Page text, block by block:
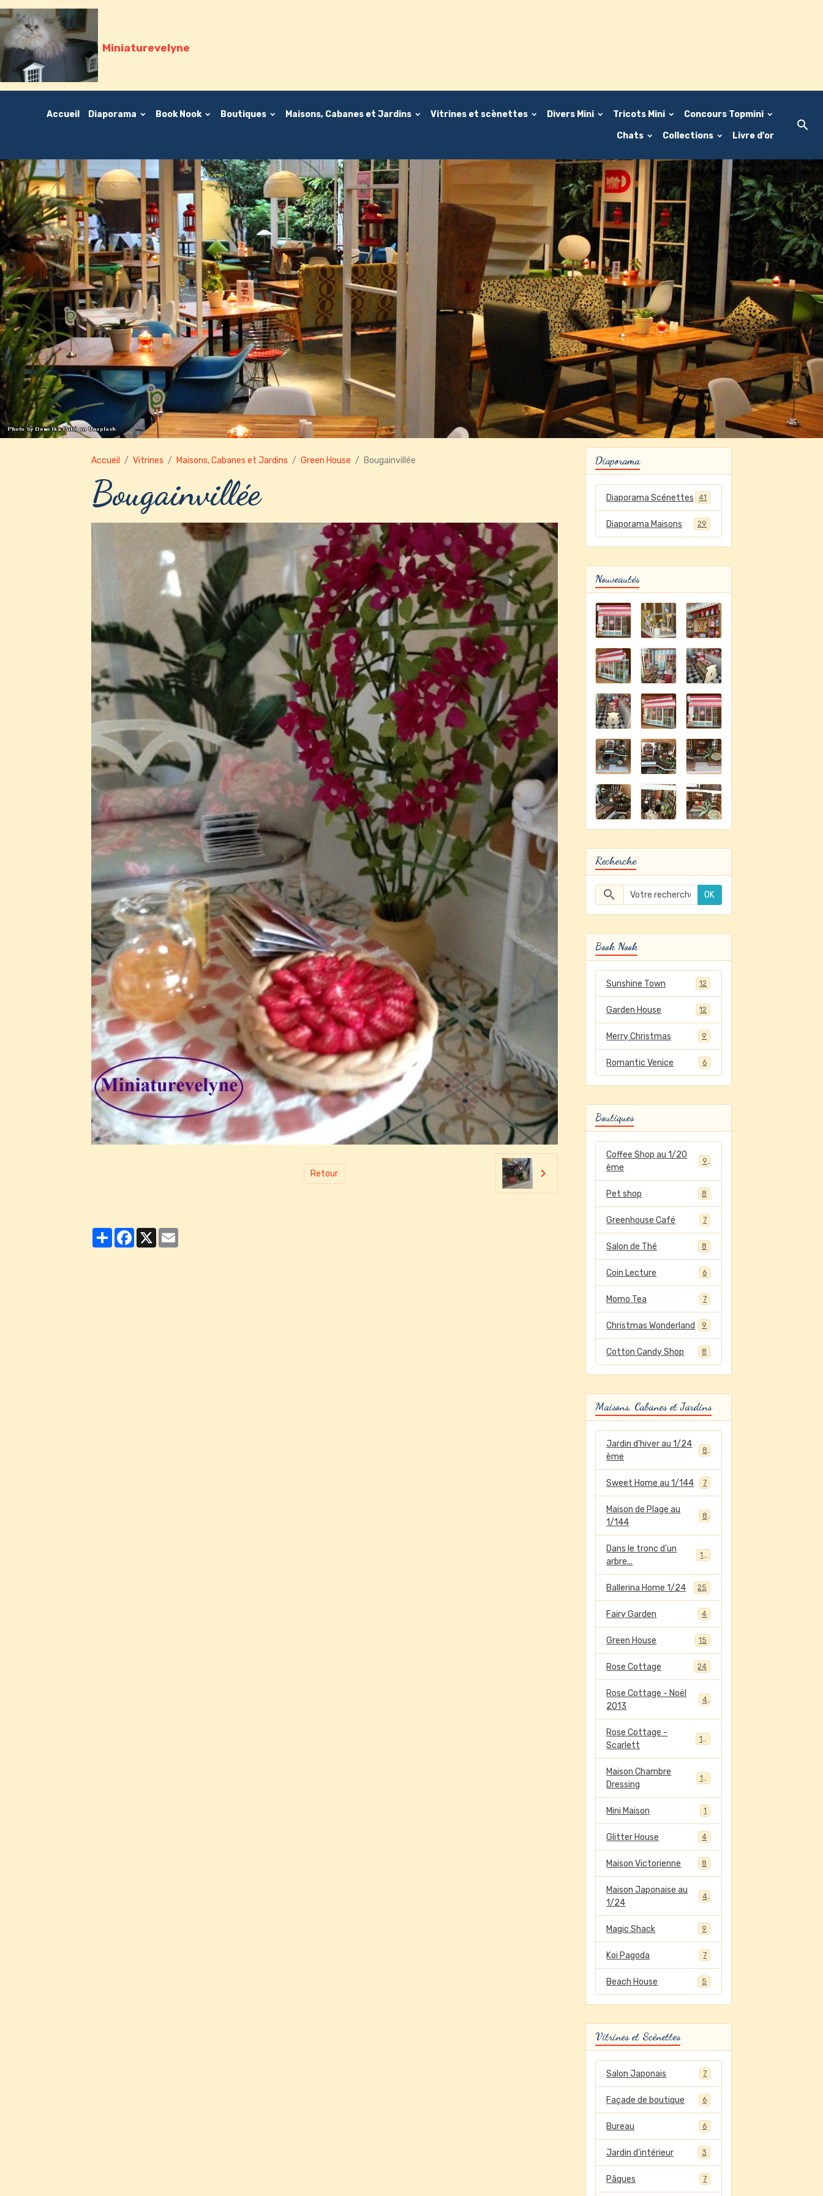
Miniaturevelyne
Accueil Diaporama Book Nook Boutiques Maisons, Cabanes et Jardins Vitrines et scènettes Divers Mini Tricots Mini Concours Topmini
Chats Collections Livre d'or
Accueil Vitrines Maisons, Cabanes et Jardins Green House Bougainvillée
Bougainvillée
Retour
PartagerFacebook
X
Diaporama
Diaporama Scénettes 41
Diaporama Maisons 29
Nouveautés
Recherche
OK
Book Nook
Sunshine Town 12
Garden House 12
Merry Christmas 9
Romantic Venice 6
Boutiques
Coffee Shop au 1/20
ème
Pet shop 8
Greenhouse Café 7
Salon de Thé 8
Coin Lecture 6
Momo Tea 7
Christmas Wonderland 9
Cotton Candy Shop 8
Maisons, Cabanes et Jardins
Jardin d'hiver au 1/24
ème
Sweet Home au 1/144 7
Maison de Plage au
1/144
Dans le tronc d'un
arbre...
Ballerina Home 1/24 25
Fairy Garden 4
Green House 15
Rose Cottage 24
Rose Cottage - Noël
2013
4
Rose Cottage -
Scarlett
Maison Chambre
Dressing
Mini Maison 1
Glitter House 4
Maison Victorienne 8
Maison Japonaise au
1/24
4
Magic Shack 9
Koi Pagoda 7
Beach House 5
Vitrines et Scènettes
Salon Japonais 7
Façade de boutique 6
Bureau 6
Jardin d'intérieur 3
Pâques 7